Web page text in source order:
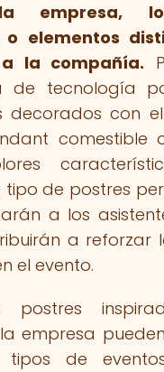
empresa,
o elementos
la compañía.
de tecnología
decorados con
comestible
tipo de postres
a los
a reforzar
el evento.
postres
empresa
tipos de